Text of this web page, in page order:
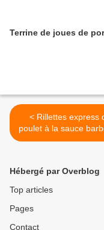
Terrine de joues de
< Rillettes express de
poulet à la sauce
Hébergé par Overblog
Top articles
Pages
Contact